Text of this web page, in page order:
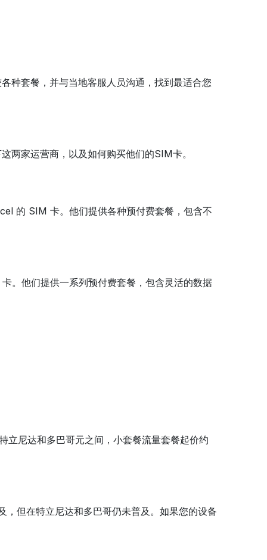
种套餐，并与当地客服人员沟通，找到最适合您
两家运营商，以及如何购买他们的SIM卡。
的 SIM 卡。他们提供各种预付费套餐，包含不
。他们提供一系列预付费套餐，包含灵活的数据
尼达和多巴哥元之间，小套餐流量套餐起价约
但在特立尼达和多巴哥仍未普及。如果您的设备